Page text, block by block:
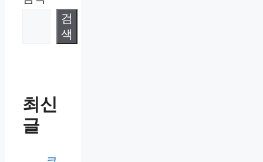
검
색
최신
글